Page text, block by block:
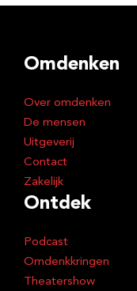
Omdenken
Over omdenken
De mensen
Uitgeverij
Contact
Zakelijk
Ontdek
Podcast
Omdenkkringen
Theatershow